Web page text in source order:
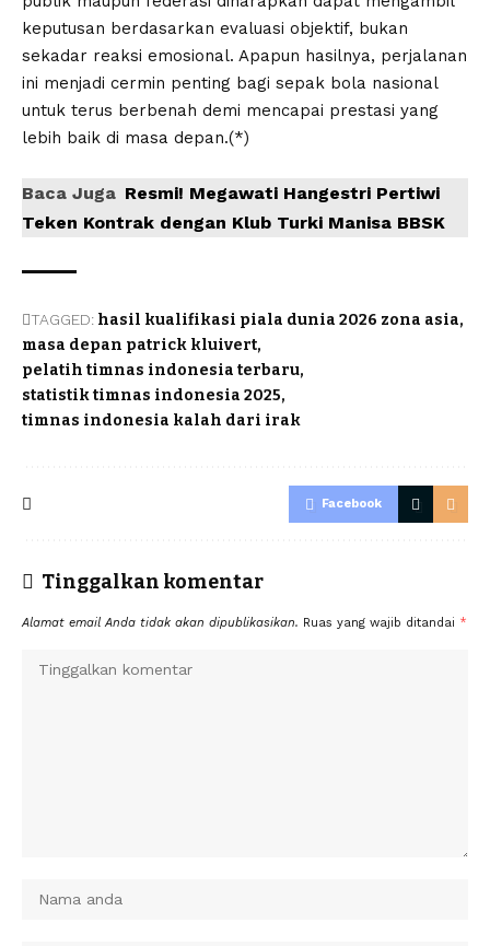
keputusan berdasarkan evaluasi objektif, bukan
sekadar reaksi emosional. Apapun hasilnya, perjalanan
ini menjadi cermin penting bagi sepak bola nasional
untuk terus berbenah demi mencapai prestasi yang
lebih baik di masa depan.(*)
Baca Juga Resmi! Megawati Hangestri Pertiwi
Teken Kontrak dengan Klub Turki Manisa BBSK
TAGGED: hasil kualifikasi piala dunia 2026 zona asia
masa depan patrick kluivert
pelatih timnas indonesia terbaru
statistik timnas indonesia 2025
timnas indonesia kalah dari irak
Facebook
Tinggalkan komentar
Alamat email Anda tidak akan dipublikasikan. Ruas yang wajib ditandai *